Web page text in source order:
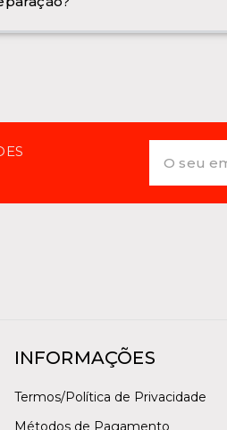
INFORMAÇÕES
Termos/Política de Privacidade
Métodos de Pagamento